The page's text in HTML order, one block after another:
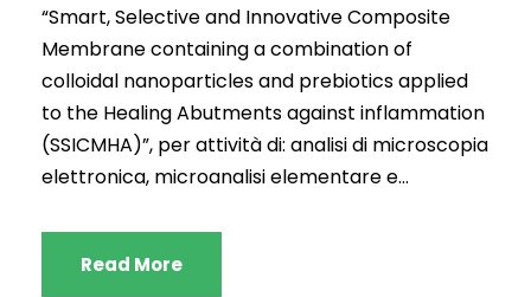
“Smart, Selective and Innovative Composite
Membrane containing a combination of
colloidal nanoparticles and prebiotics applied
to the Healing Abutments against inflammation
(SSICMHA)”, per attività di: analisi di microscopia
elettronica, microanalisi elementare e...
Read More